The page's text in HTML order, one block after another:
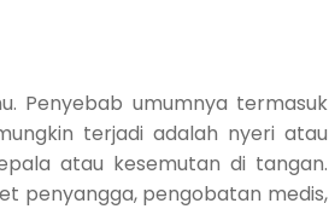
Penyebab umumnya termasuk
terjadi adalah nyeri atau
atau kesemutan di tangan.
penyangga, pengobatan medis,